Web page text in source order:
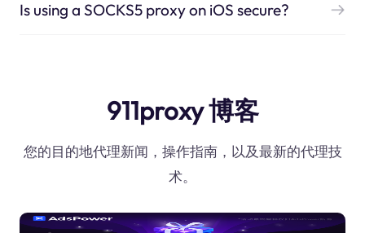
Is using a SOCKS5 proxy on iOS secure?
911proxy 博客
您的目的地代理新闻，操作指南，以及最新的代理技
术。